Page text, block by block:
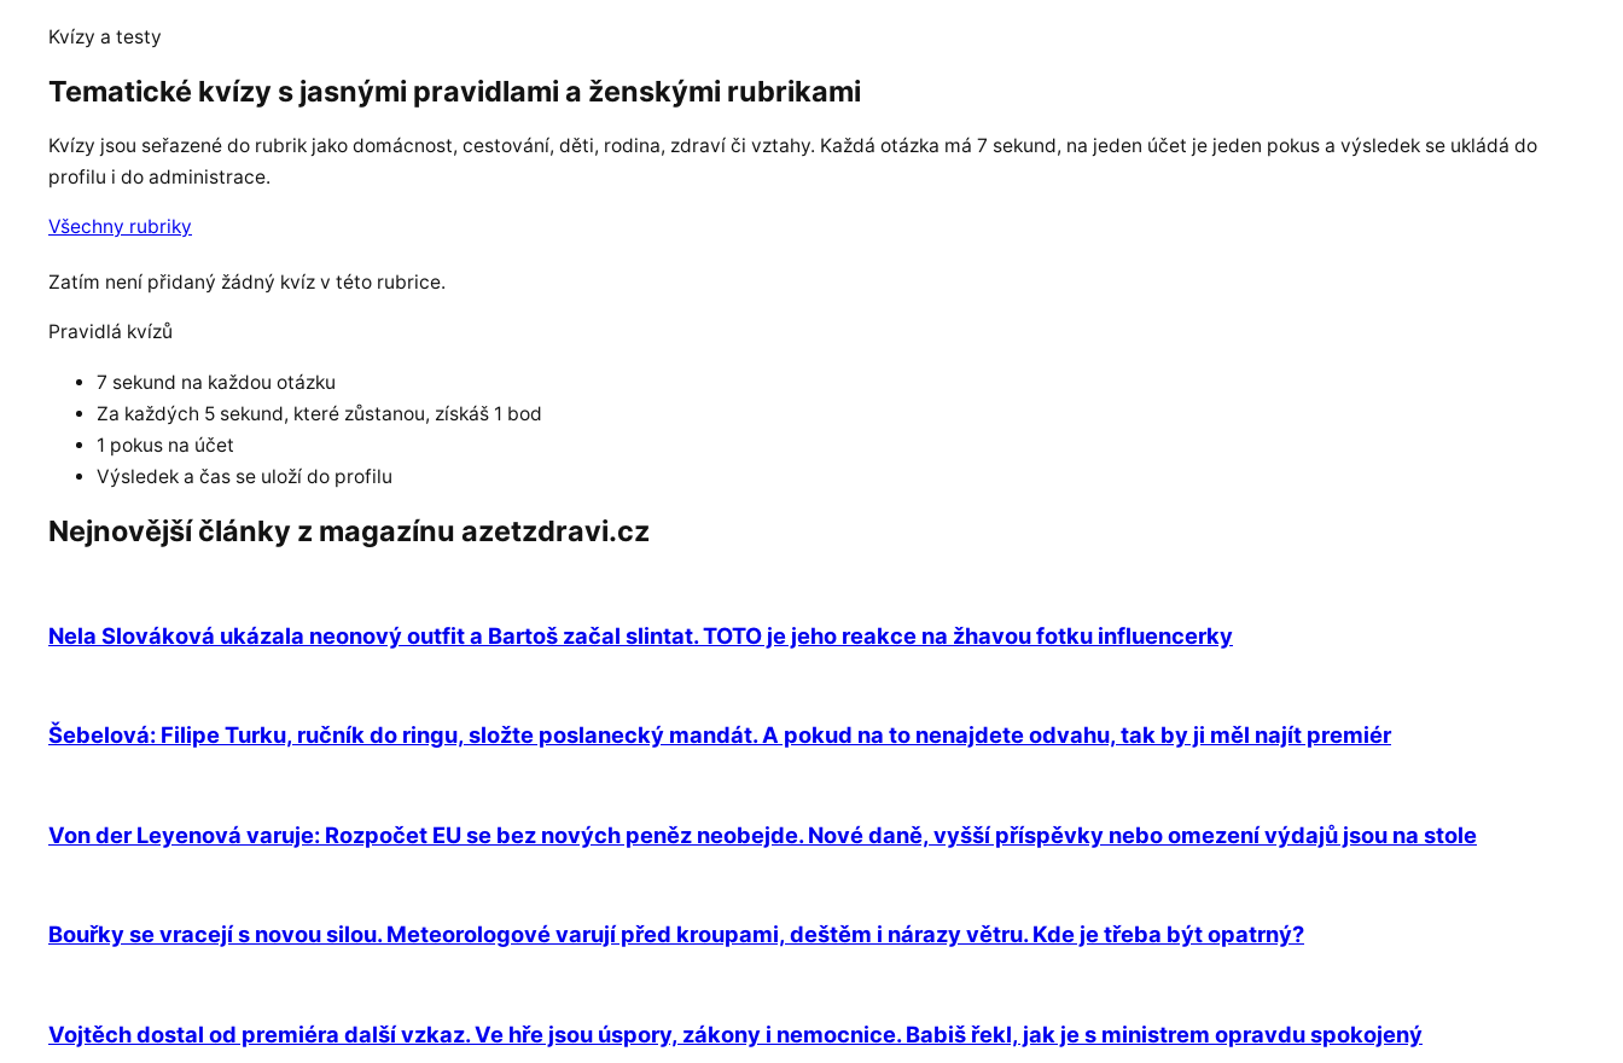
Kvízy a testy
Tematické kvízy s jasnými pravidlami a ženskými rubrikami
Kvízy jsou seřazené do rubrik jako domácnost, cestování, děti, rodina, zdraví či vztahy. Každá otázka má 7 sekund, na jeden účet je jeden pokus a výsledek se ukládá do
profilu i do administrace.
Všechny rubriky
Zatím není přidaný žádný kvíz v této rubrice.
Pravidlá kvízů
7 sekund na každou otázku
Za každých 5 sekund, které zůstanou, získáš 1 bod
1 pokus na účet
Výsledek a čas se uloží do profilu
Nejnovější články z magazínu azetzdravi.cz
Nela Slováková ukázala neonový outfit a Bartoš začal slintat. TOTO je jeho reakce na žhavou fotku influencerky
Šebelová: Filipe Turku, ručník do ringu, složte poslanecký mandát. A pokud na to nenajdete odvahu, tak by ji měl najít premiér
Von der Leyenová varuje: Rozpočet EU se bez nových peněz neobejde. Nové daně, vyšší příspěvky nebo omezení výdajů jsou na stole
Bouřky se vracejí s novou silou. Meteorologové varují před kroupami, deštěm i nárazy větru. Kde je třeba být opatrný?
Vojtěch dostal od premiéra další vzkaz. Ve hře jsou úspory, zákony i nemocnice. Babiš řekl, jak je s ministrem opravdu spokojený